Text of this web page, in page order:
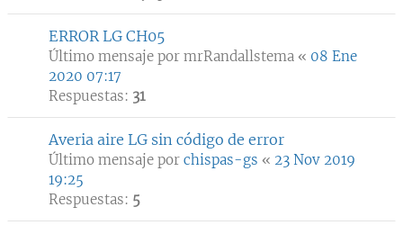
ERROR LG CH05
Último mensaje por mrRandallstema « 08 Ene
2020 07:17
Respuestas: 31
Averia aire LG sin código de error
Último mensaje por chispas-gs « 23 Nov 2019
19:25
Respuestas: 5